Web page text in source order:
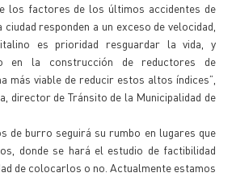
los factores de los últimos accidentes de
responden a un exceso de velocidad,
es prioridad resguardar la vida, y
en la construcción de reductores de
más viable de reducir estos altos índices”,
director de Tránsito de la Municipalidad de
de burro seguirá su rumbo en lugares que
donde se hará el estudio de factibilidad
de colocarlos o no. Actualmente estamos